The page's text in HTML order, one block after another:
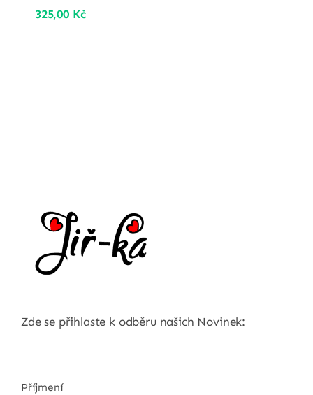
325,00 Kč
Zde se přihlaste k odběru našich Novinek:
Příjmení